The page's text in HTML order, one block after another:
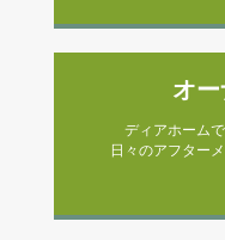
オ
ディアホーム
日々のアフター